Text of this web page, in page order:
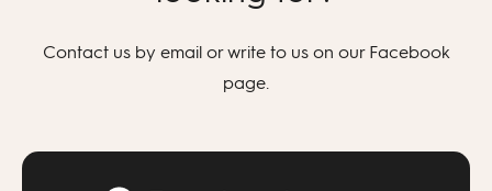
Contact us by email or write to us on our Facebook
page.